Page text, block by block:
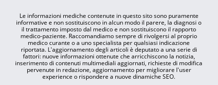
Le informazioni mediche contenute in questo sito sono puramente
informative e non sostituiscono in alcun modo il parere, la diagnosi o
il trattamento imposto dal medico e non sostituiscono il rapporto
medico-paziente. Raccomandiamo sempre di rivolgersi al proprio
medico curante o a uno specialista per qualsiasi indicazione
riportata. L'aggiornamento degli articoli è deputato a una serie di
fattori: nuove informazioni ottenute che arricchiscono la notizia,
inserimento di contenuti multimediali aggiornati, richieste di modifica
pervenute in redazione, aggiornamento per migliorare l'user
experience o rispondere a nuove dinamiche SEO.